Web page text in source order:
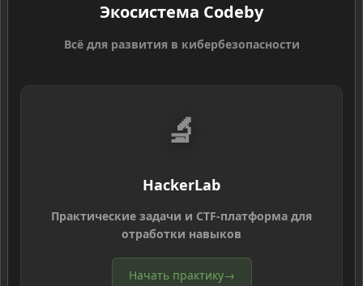
Экосистема Codeby
Всё для развития в кибербезопасности
🔬
HackerLab
Практические задачи и CTF-платформа для
отработки навыков
Начать практику→